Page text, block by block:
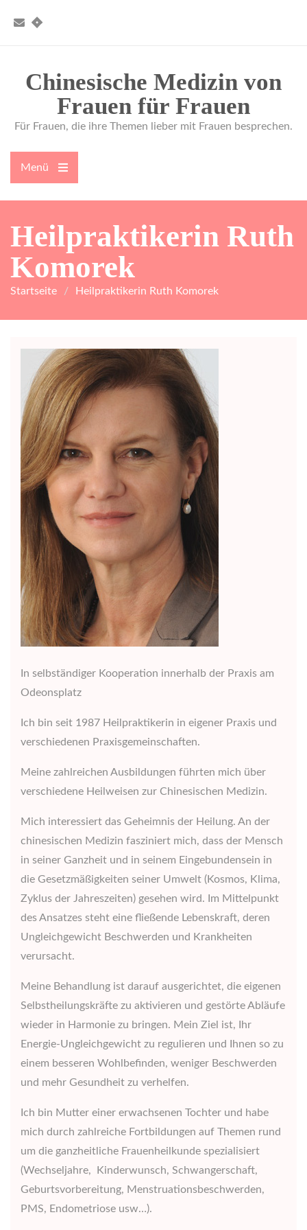
Inhalt
Chinesische Medizin von
Frauen für Frauen
Für Frauen, die ihre Themen lieber mit Frauen besprechen.
Menü
Heilpraktikerin Ruth
Komorek
Startseite Heilpraktikerin Ruth Komorek
In selbständiger Kooperation innerhalb der Praxis am
Odeonsplatz
Ich bin seit 1987 Heilpraktikerin in eigener Praxis und
verschiedenen Praxisgemeinschaften.
Meine zahlreichen Ausbildungen führten mich über
verschiedene Heilweisen zur Chinesischen Medizin.
Mich interessiert das Geheimnis der Heilung. An der
chinesischen Medizin fasziniert mich, dass der Mensch
in seiner Ganzheit und in seinem Eingebundensein in
die Gesetzmäßigkeiten seiner Umwelt (Kosmos, Klima,
Zyklus der Jahreszeiten) gesehen wird. Im Mittelpunkt
des Ansatzes steht eine fließende Lebenskraft, deren
Ungleichgewicht Beschwerden und Krankheiten
verursacht.
Meine Behandlung ist darauf ausgerichtet, die eigenen
Selbstheilungskräfte zu aktivieren und gestörte Abläufe
wieder in Harmonie zu bringen. Mein Ziel ist, Ihr
Energie-Ungleichgewicht zu regulieren und Ihnen so zu
einem besseren Wohlbefinden, weniger Beschwerden
und mehr Gesundheit zu verhelfen.
Ich bin Mutter einer erwachsenen Tochter und habe
mich durch zahlreiche Fortbildungen auf Themen rund
um die ganzheitliche Frauenheilkunde spezialisiert
(Wechseljahre, Kinderwunsch, Schwangerschaft,
Geburtsvorbereitung, Menstruationsbeschwerden,
PMS, Endometriose usw…).